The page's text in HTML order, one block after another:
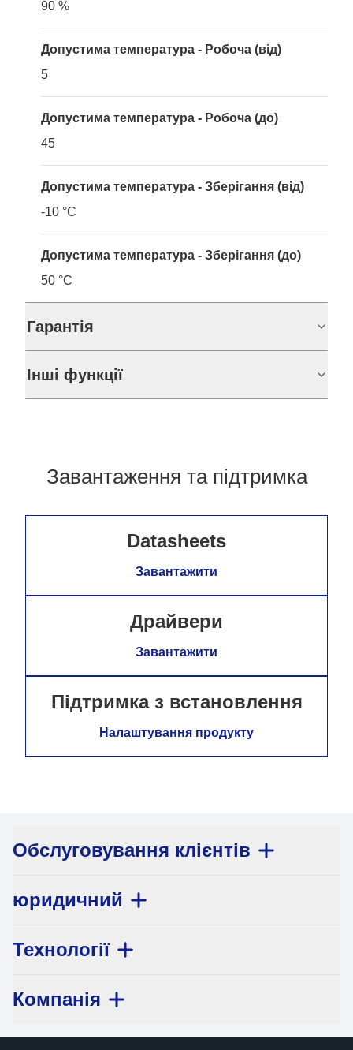
90 %
Допустима температура - Робоча (від)
5
Допустима температура - Робоча (до)
45
Допустима температура - Зберігання (від)
-10 °C
Допустима температура - Зберігання (до)
50 °C
Гарантія
Інші функції
Завантаження та підтримка
Datasheets
Завантажити
Драйвери
Завантажити
Підтримка з встановлення
Налаштування продукту
Обслуговування клієнтів
юридичний
Технології
Компанія